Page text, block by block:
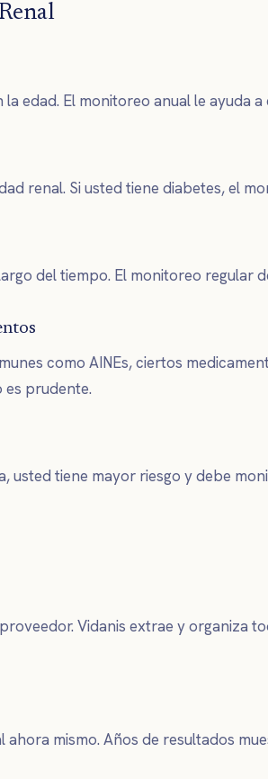
edad. El monitoreo anual le ayuda
renal. Si usted tiene diabetes, el
del tiempo. El monitoreo regular
como AINEs, ciertos
es prudente.
usted tiene mayor riesgo y debe
Vidanis extrae y organiza
ahora mismo. Años de resultados